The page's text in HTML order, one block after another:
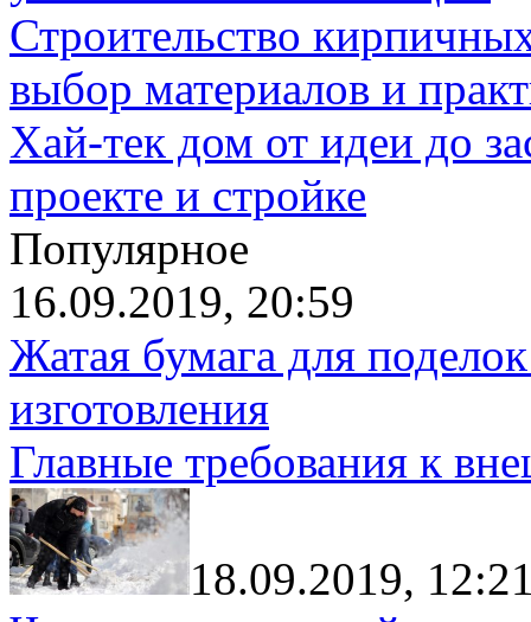
Строительство
выбор материалов и
Хай-тек дом от идеи до
проекте и стройке
Популярное
16.09.2019, 20:59
Жатая бумага для
изготовления
Главные требования к
18.09.2019,